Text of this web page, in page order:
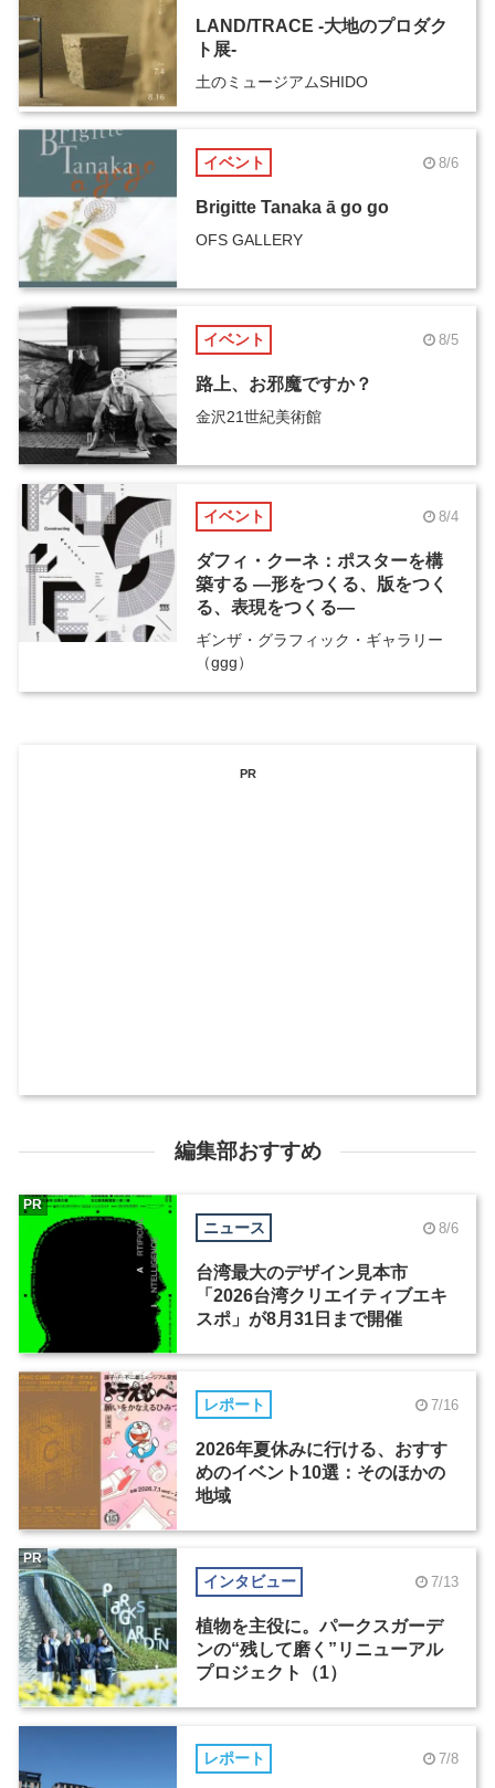
LAND/TRACE -大地のプロダク
ト展-
土のミュージアムSHIDO
イベント 8/6
Brigitte Tanaka ā go go
OFS GALLERY
イベント 8/5
路上、お邪魔ですか？
金沢21世紀美術館
イベント 8/4
ダフィ・クーネ：ポスターを構
築する ―形をつくる、版をつく
る、表現をつくる―
ギンザ・グラフィック・ギャラリー
（ggg）
PR
編集部おすすめ
ニュース 8/6
台湾最大のデザイン見本市
「2026台湾クリエイティブエキ
スポ」が8月31日まで開催
PR
レポート 7/16
2026年夏休みに行ける、おすす
めのイベント10選：そのほかの
地域
インタビュー 7/13
植物を主役に。パークスガーデ
ンの“残して磨く”リニューアル
プロジェクト（1）
PR
レポート 7/8